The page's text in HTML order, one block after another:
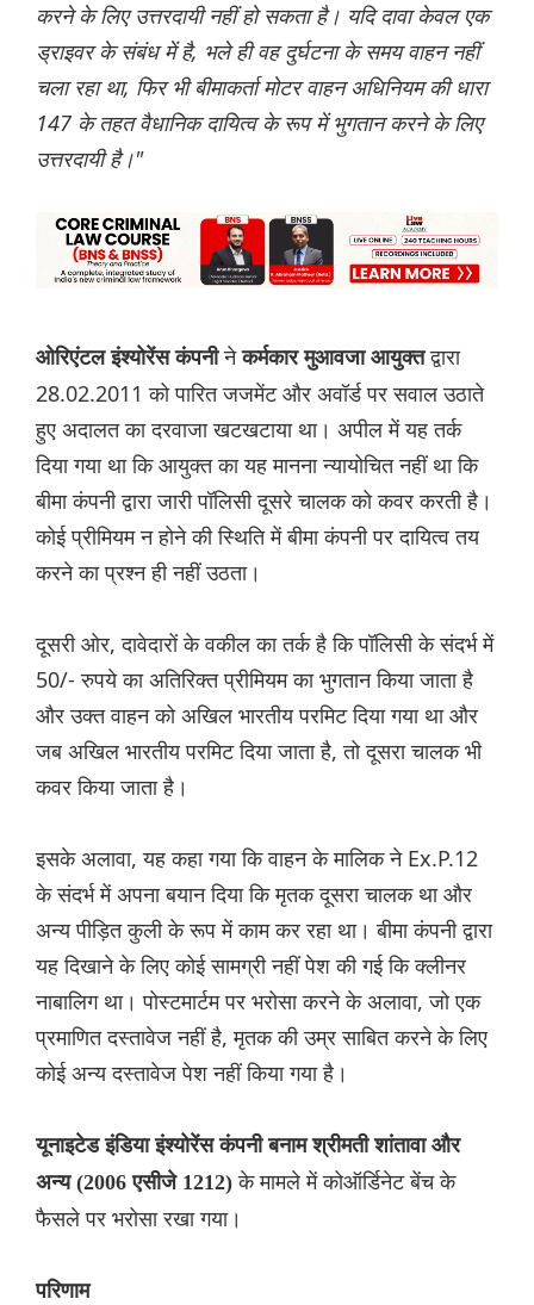
करने के लिए उत्तरदायी नहीं हो सकता है। यदि दावा केवल एक
ड्राइवर के संबंध में है, भले ही वह दुर्घटना के समय वाहन नहीं
चला रहा था, फिर भी बीमाकर्ता मोटर वाहन अधिनियम की धारा
147 के तहत वैधानिक दायित्व के रूप में भुगतान करने के लिए
उत्तरदायी है।"
ओरिएंटल इंश्योरेंस कंपनीनेकर्मकार मुआवजा आयुक्तद्वारा
28.02.2011 को पारित जजमेंट और अवॉर्ड पर सवाल उठाते
हुए अदालत का दरवाजा खटखटाया था। अपील में यह तर्क
दिया गया था कि आयुक्त का यह मानना ​​न्यायोचित नहीं था कि
बीमा कंपनी द्वारा जारी पॉलिसी दूसरे चालक को कवर करती है।
कोई प्रीमियम न होने की स्थिति में बीमा कंपनी पर दायित्व तय
करने का प्रश्न ही नहीं उठता।
दूसरी ओर, दावेदारों के वकील का तर्क है कि पॉलिसी के संदर्भ में
50/- रुपये का अतिरिक्त प्रीमियम का भुगतान किया जाता है
और उक्त वाहन को अखिल भारतीय परमिट दिया गया था और
जब अखिल भारतीय परमिट दिया जाता है, तो दूसरा चालक भी
कवर किया जाता है।
इसके अलावा, यह कहा गया कि वाहन के मालिक ने Ex.P.12
के संदर्भ में अपना बयान दिया कि मृतक दूसरा चालक था और
अन्य पीड़ित कुली के रूप में काम कर रहा था। बीमा कंपनी द्वारा
यह दिखाने के लिए कोई सामग्री नहीं पेश की गई कि क्लीनर
नाबालिग था। पोस्टमार्टम पर भरोसा करने के अलावा, जो एक
प्रमाणित दस्तावेज नहीं है, मृतक की उम्र साबित करने के लिए
कोई अन्य दस्तावेज पेश नहीं किया गया है।
यूनाइटेड इंडिया इंश्योरेंस कंपनी बनाम श्रीमती शांतावा और
अन्य (2006 एसीजे 1212)के मामले में कोऑर्डिनेट बेंच के
फैसले पर भरोसा रखा गया।
परिणाम